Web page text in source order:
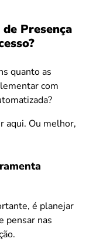
Presença
quanto as
com
aqui. Ou melhor,
é planejar
pensar nas